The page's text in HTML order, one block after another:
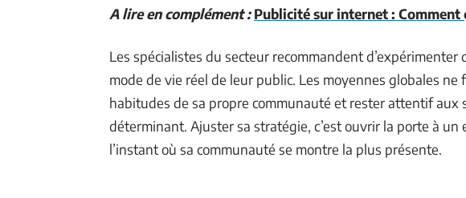
A lire en complément : Publicité sur internet : Comment
Les spécialistes du secteur recommandent
mode de vie réel de leur public. Les moyennes globales ne
habitudes de sa propre communauté et rester attentif aux
déterminant. Ajuster sa stratégie, c’est ouvrir la porte à
l’instant où sa communauté se montre la plus présente.